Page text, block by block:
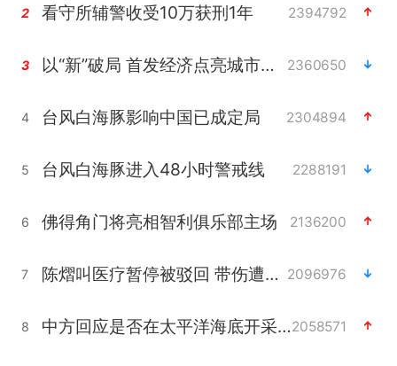
2 看守所辅警收受10万获刑1年 2394792
3 以“新”破局 首发经济点亮城市消费活力 2360650
4 台风白海豚影响中国已成定局 2304894
5 台风白海豚进入48小时警戒线 2288191
6 佛得角门将亮相智利俱乐部主场 2136200
7 陈熠叫医疗暂停被驳回 带伤遭逆转 2096976
8 中方回应是否在太平洋海底开采稀土2058571